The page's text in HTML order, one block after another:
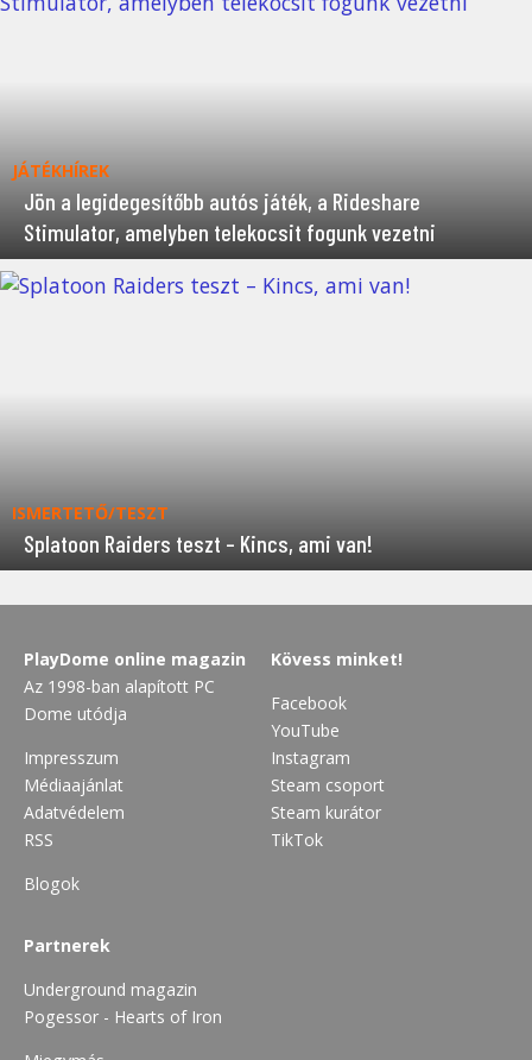
JÁTÉKHÍREK
Jön a legidegesítőbb autós játék, a Rideshare
Stimulator, amelyben telekocsit fogunk vezetni
ISMERTETŐ/TESZT
Splatoon Raiders teszt – Kincs, ami van!
PlayDome online magazin
Az 1998-ban alapított PC
Dome utódja
Impresszum
Médiaajánlat
Adatvédelem
RSS
Blogok
Kövess minket!
Facebook
YouTube
Instagram
Steam csoport
Steam kurátor
TikTok
Partnerek
Underground magazin
Pogessor - Hearts of Iron